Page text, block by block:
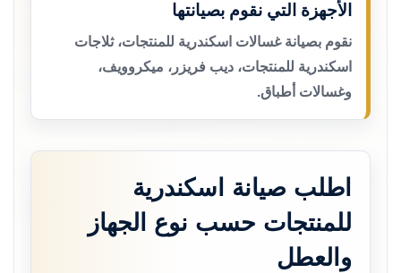
الأجهزة التي نقوم بصيانتها
نقوم بصيانة غسالات اسكندرية للمنتجات، ثلاجات
اسكندرية للمنتجات، ديب فريزر، ميكروويف،
وغسالات أطباق.
اطلب صيانة اسكندرية
للمنتجات حسب نوع الجهاز
والعطل